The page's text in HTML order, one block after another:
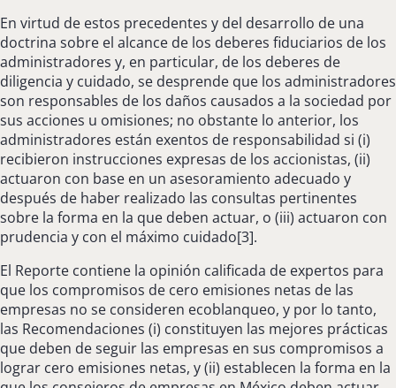
En virtud de estos precedentes y del desarrollo de una
doctrina sobre el alcance de los deberes fiduciarios de los
administradores y, en particular, de los deberes de
diligencia y cuidado, se desprende que los administradores
son responsables de los daños causados a la sociedad por
sus acciones u omisiones; no obstante lo anterior, los
administradores están exentos de responsabilidad si (i)
recibieron instrucciones expresas de los accionistas, (ii)
actuaron con base en un asesoramiento adecuado y
después de haber realizado las consultas pertinentes
sobre la forma en la que deben actuar, o (iii) actuaron con
prudencia y con el máximo cuidado[3].
El Reporte contiene la opinión calificada de expertos para
que los compromisos de cero emisiones netas de las
empresas no se consideren ecoblanqueo, y por lo tanto,
las Recomendaciones (i) constituyen las mejores prácticas
que deben de seguir las empresas en sus compromisos a
lograr cero emisiones netas, y (ii) establecen la forma en la